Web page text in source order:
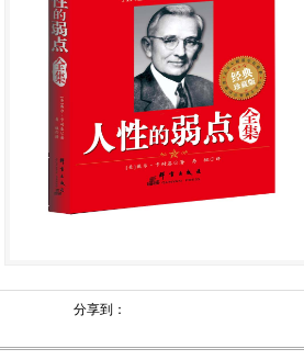
分享到：